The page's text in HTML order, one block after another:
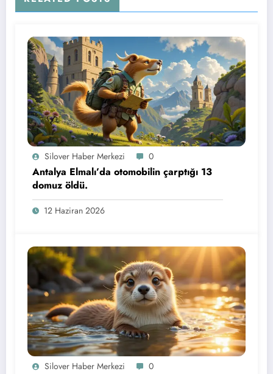
Silover Haber Merkezi 0
Antalya Elmalı’da otomobilin çarptığı 13
domuz öldü.
12 Haziran 2026
Silover Haber Merkezi 0